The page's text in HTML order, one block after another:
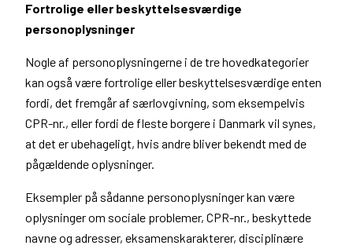
Fortrolige eller beskyttelsesværdige
personoplysninger
Nogle af personoplysningerne i de tre hovedkategorier
kan også være fortrolige eller beskyttelsesværdige enten
fordi, det fremgår af særlovgivning, som eksempelvis
CPR-nr., eller fordi de fleste borgere i Danmark vil synes,
at det er ubehageligt, hvis andre bliver bekendt med de
pågældende oplysninger.
Eksempler på sådanne personoplysninger kan være
oplysninger om sociale problemer, CPR-nr., beskyttede
navne og adresser, eksamenskarakterer, disciplinære